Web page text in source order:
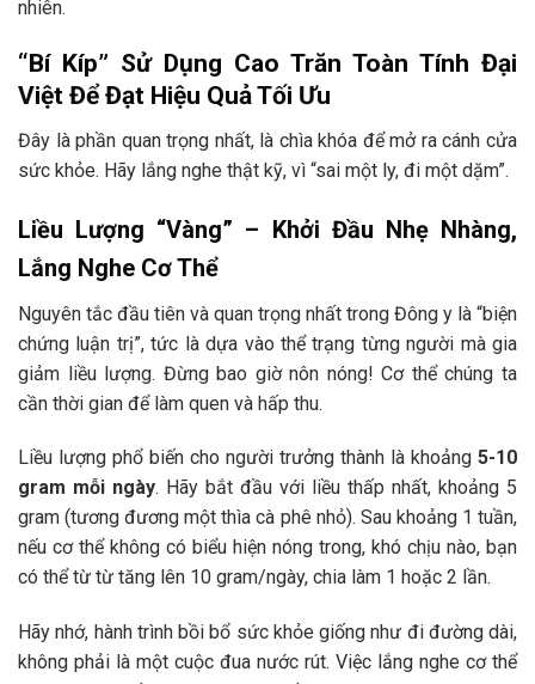
nhiên.
“Bí Kíp” Sử Dụng Cao Trăn Toàn Tính Đại
Việt Để Đạt Hiệu Quả Tối Ưu
Đây là phần quan trọng nhất, là chìa khóa để mở ra cánh cửa
sức khỏe. Hãy lắng nghe thật kỹ, vì “sai một ly, đi một dặm”.
Liều Lượng “Vàng” – Khởi Đầu Nhẹ Nhàng,
Lắng Nghe Cơ Thể
Nguyên tắc đầu tiên và quan trọng nhất trong Đông y là “biện
chứng luận trị”, tức là dựa vào thể trạng từng người mà gia
giảm liều lượng. Đừng bao giờ nôn nóng! Cơ thể chúng ta
cần thời gian để làm quen và hấp thu.
Liều lượng phổ biến cho người trưởng thành là khoảng 5-10
gram mỗi ngày. Hãy bắt đầu với liều thấp nhất, khoảng 5
gram (tương đương một thìa cà phê nhỏ). Sau khoảng 1 tuần,
nếu cơ thể không có biểu hiện nóng trong, khó chịu nào, bạn
có thể từ từ tăng lên 10 gram/ngày, chia làm 1 hoặc 2 lần.
Hãy nhớ, hành trình bồi bổ sức khỏe giống như đi đường dài,
không phải là một cuộc đua nước rút. Việc lắng nghe cơ thể